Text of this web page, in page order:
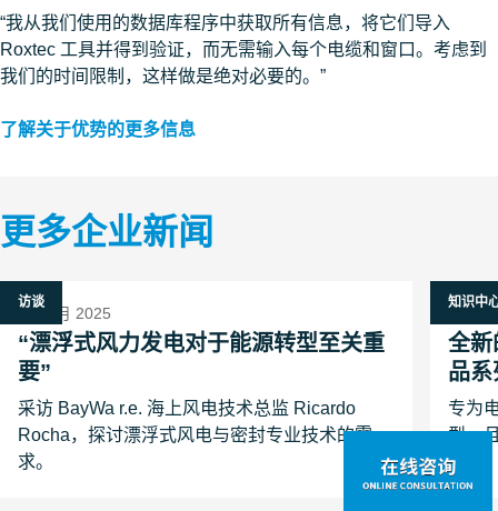
“我从我们使用的数据库程序中获取所有信息，将它们导入
Roxtec 工具并得到验证，而无需输入每个电缆和窗口。考虑到
我们的时间限制，这样做是绝对必要的。”
了解关于优势的更多信息
更多企业新闻
访谈
24 九月 2025
“漂浮式风力发电对于能源转型至关重
要”
采访 BayWa r.e. 海上风电技术总监 Ricardo
Rocha，探讨漂浮式风电与密封专业技术的需
求。
知识中
4 六月
全新
品系
专为
型、